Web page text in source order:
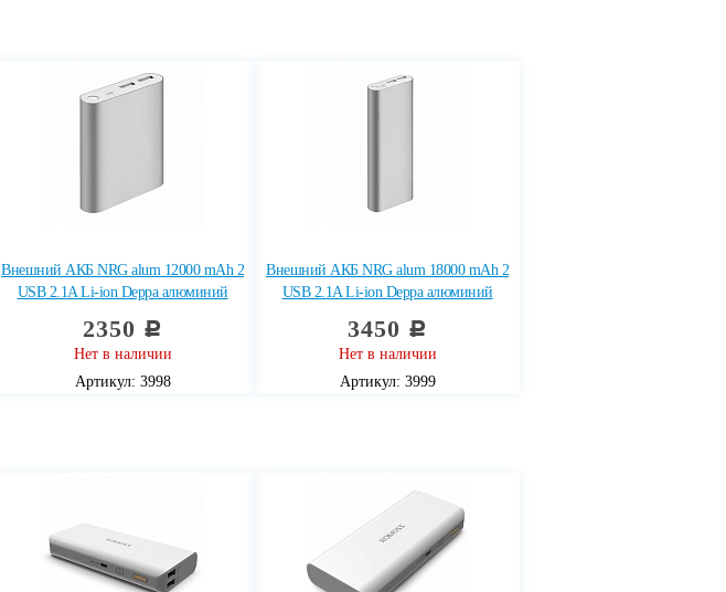
Внешний АКБ NRG alum 12000 mAh 2
USB 2.1A Li-ion Deppa алюминий
2350 c
Нет в наличии
Артикул: 3998
Внешний АКБ NRG alum 18000 mAh 2
USB 2.1A Li-ion Deppa алюминий
3450 c
Нет в наличии
Артикул: 3999